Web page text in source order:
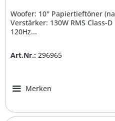
Woofer: 10'' Papiertieftöner
Verstärker: 130W RMS Class-
120Hz...
Art.Nr.: 296965
Merken